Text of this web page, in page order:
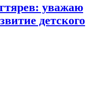
уважаю
детского